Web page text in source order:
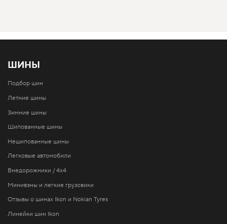
ШИНЫ
Подбор шин
Летние шины
Зимние шины
Шипованные шины
Нешипованные шины
Легковые автомобили
Внедорожники / 4x4
Минивэны и легкие грузовики
Отзывы о шинах Ikon и Nokian Tyres
Линейки шин Ikon